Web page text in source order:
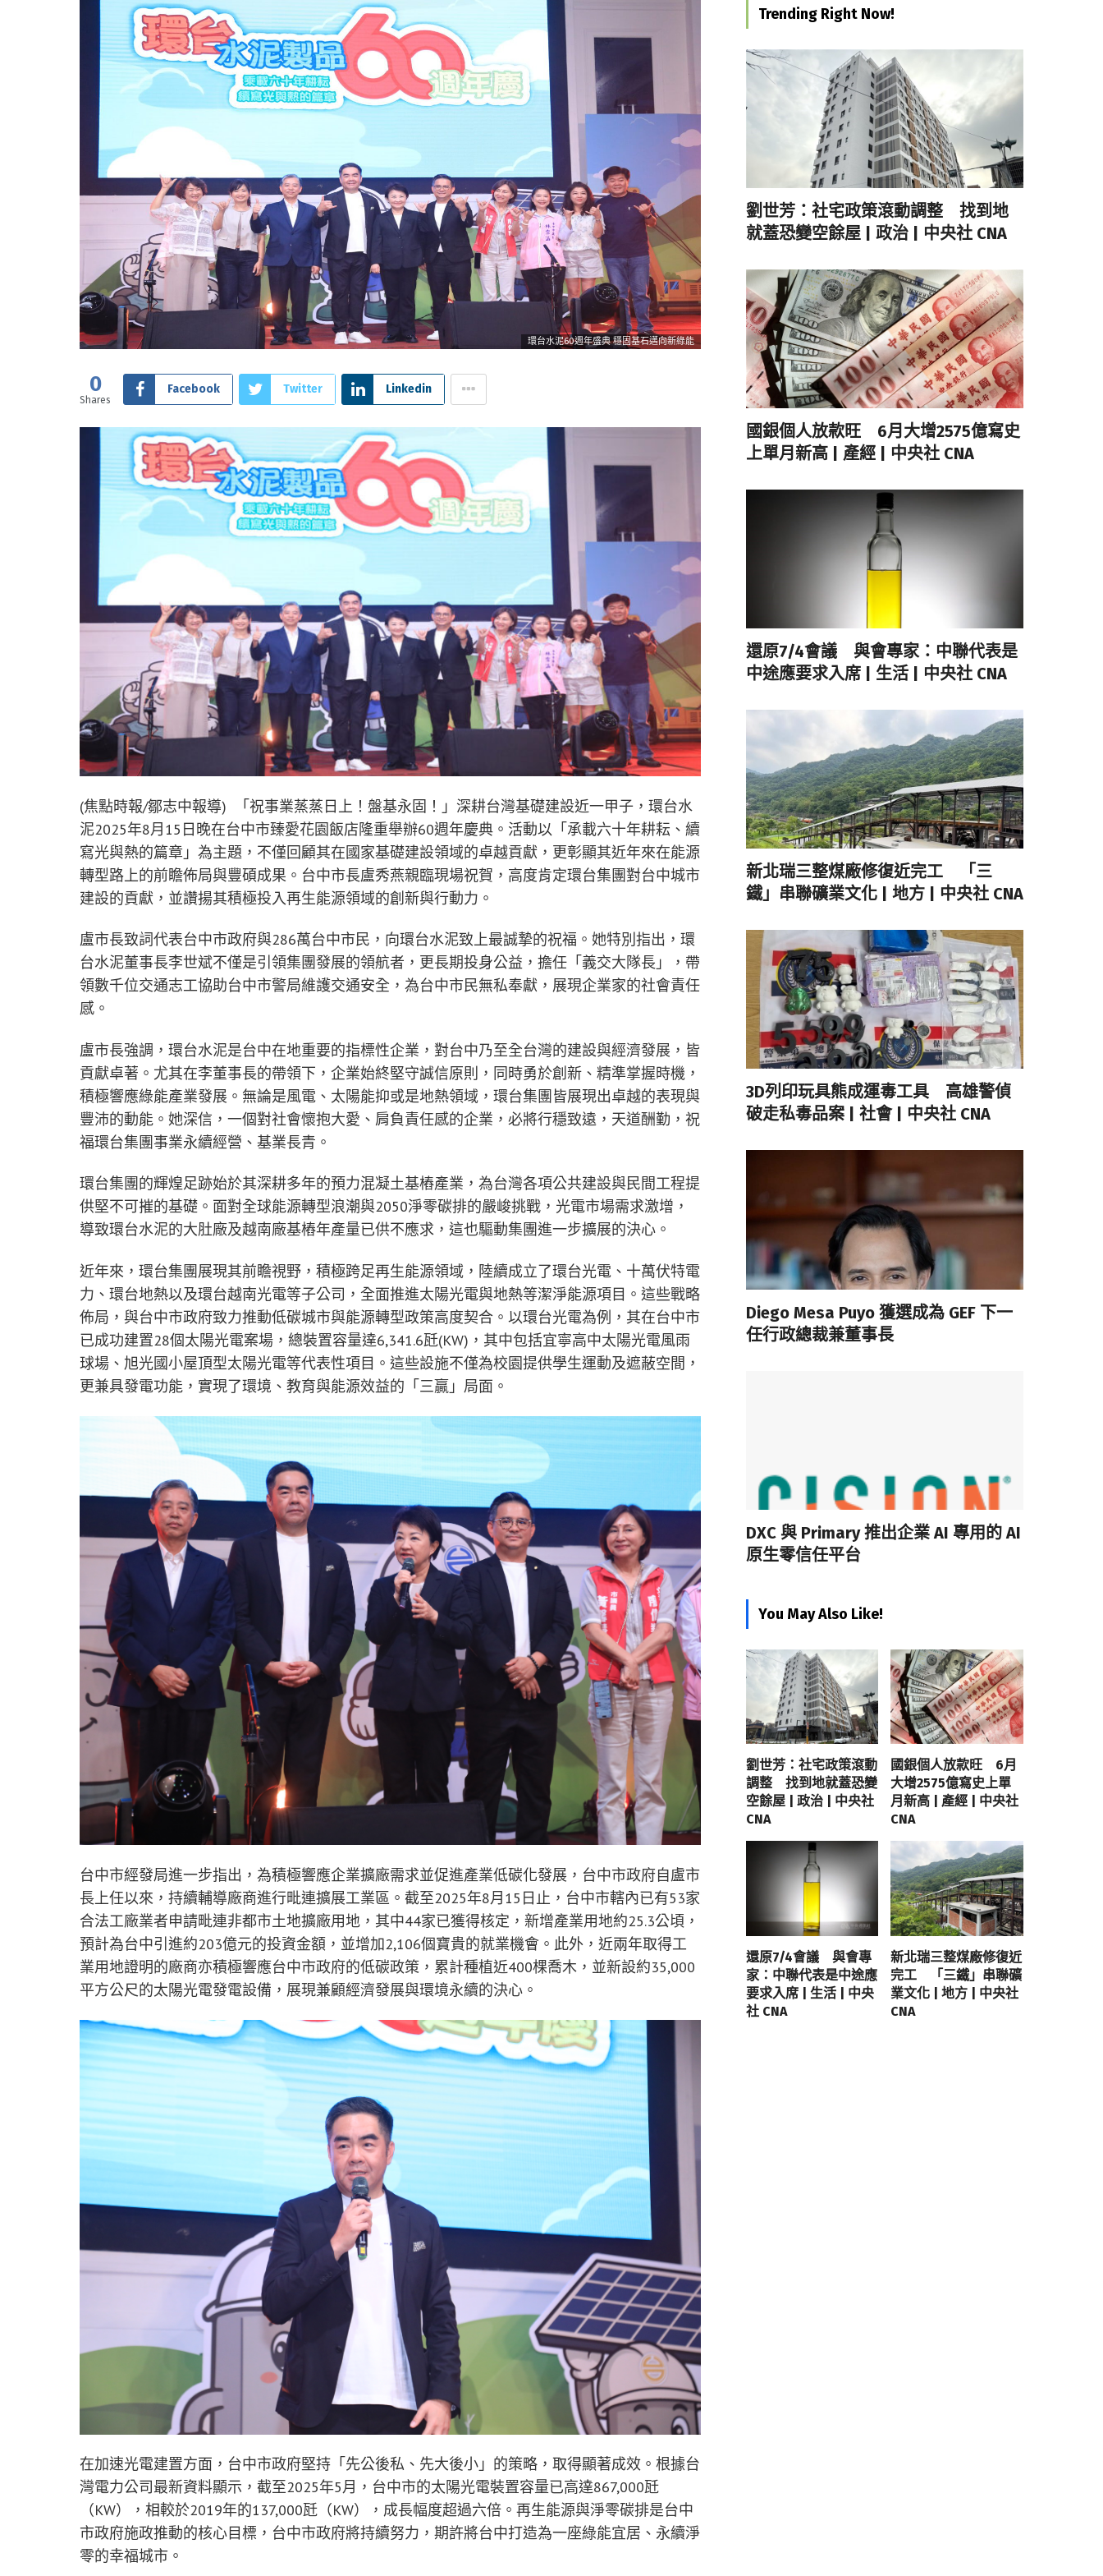
環台水泥60週年盛典 穩固基石邁向新綠能
0
Shares
Facebook Twitter Linkedin
(焦點時報/鄒志中報導) 「祝事業蒸蒸日上！盤基永固！」深耕台灣基礎建設近一甲子，環台水
泥2025年8月15日晚在台中市臻愛花園飯店隆重舉辦60週年慶典。活動以「承載六十年耕耘、續
寫光與熱的篇章」為主題，不僅回顧其在國家基礎建設領域的卓越貢獻，更彰顯其近年來在能源
轉型路上的前瞻佈局與豐碩成果。台中市長盧秀燕親臨現場祝賀，高度肯定環台集團對台中城市
建設的貢獻，並讚揚其積極投入再生能源領域的創新與行動力。
盧市長致詞代表台中市政府與286萬台中市民，向環台水泥致上最誠摯的祝福。她特別指出，環
台水泥董事長李世斌不僅是引領集團發展的領航者，更長期投身公益，擔任「義交大隊長」，帶
領數千位交通志工協助台中市警局維護交通安全，為台中市民無私奉獻，展現企業家的社會責任
感。
盧市長強調，環台水泥是台中在地重要的指標性企業，對台中乃至全台灣的建設與經濟發展，皆
貢獻卓著。尤其在李董事長的帶領下，企業始終堅守誠信原則，同時勇於創新、精準掌握時機，
積極響應綠能產業發展。無論是風電、太陽能抑或是地熱領域，環台集團皆展現出卓越的表現與
豐沛的動能。她深信，一個對社會懷抱大愛、肩負責任感的企業，必將行穩致遠，天道酬勤，祝
福環台集團事業永續經營、基業長青。
環台集團的輝煌足跡始於其深耕多年的預力混凝土基樁產業，為台灣各項公共建設與民間工程提
供堅不可摧的基礎。面對全球能源轉型浪潮與2050淨零碳排的嚴峻挑戰，光電市場需求激增，
導致環台水泥的大肚廠及越南廠基樁年產量已供不應求，這也驅動集團進一步擴展的決心。
近年來，環台集團展現其前瞻視野，積極跨足再生能源領域，陸續成立了環台光電、十萬伏特電
力、環台地熱以及環台越南光電等子公司，全面推進太陽光電與地熱等潔淨能源項目。這些戰略
佈局，與台中市政府致力推動低碳城市與能源轉型政策高度契合。以環台光電為例，其在台中市
已成功建置28個太陽光電案場，總裝置容量達6,341.6瓩(KW)，其中包括宜寧高中太陽光電風雨
球場、旭光國小屋頂型太陽光電等代表性項目。這些設施不僅為校園提供學生運動及遮蔽空間，
更兼具發電功能，實現了環境、教育與能源效益的「三贏」局面。
台中市經發局進一步指出，為積極響應企業擴廠需求並促進產業低碳化發展，台中市政府自盧市
長上任以來，持續輔導廠商進行毗連擴展工業區。截至2025年8月15日止，台中市轄內已有53家
合法工廠業者申請毗連非都市土地擴廠用地，其中44家已獲得核定，新增產業用地約25.3公頃，
預計為台中引進約203億元的投資金額，並增加2,106個寶貴的就業機會。此外，近兩年取得工
業用地證明的廠商亦積極響應台中市政府的低碳政策，累計種植近400棵喬木，並新設約35,000
平方公尺的太陽光電發電設備，展現兼顧經濟發展與環境永續的決心。
在加速光電建置方面，台中市政府堅持「先公後私、先大後小」的策略，取得顯著成效。根據台
灣電力公司最新資料顯示，截至2025年5月，台中市的太陽光電裝置容量已高達867,000瓩
（KW），相較於2019年的137,000瓩（KW），成長幅度超過六倍。再生能源與淨零碳排是台中
市政府施政推動的核心目標，台中市政府將持續努力，期許將台中打造為一座綠能宜居、永續淨
零的幸福城市。
Trending Right Now!
劉世芳：社宅政策滾動調整 找到地
就蓋恐變空餘屋 | 政治 | 中央社 CNA
國銀個人放款旺 6月大增2575億寫史
上單月新高 | 產經 | 中央社 CNA
還原7/4會議 與會專家：中聯代表是
中途應要求入席 | 生活 | 中央社 CNA
新北瑞三整煤廠修復近完工 「三
鐵」串聯礦業文化 | 地方 | 中央社 CNA
3D列印玩具熊成運毒工具 高雄警偵
破走私毒品案 | 社會 | 中央社 CNA
Diego Mesa Puyo 獲選成為 GEF 下一
任行政總裁兼董事長
DXC 與 Primary 推出企業 AI 專用的 AI
原生零信任平台
You May Also Like!
劉世芳：社宅政策滾動
調整 找到地就蓋恐變
空餘屋 | 政治 | 中央社
CNA
國銀個人放款旺 6月
大增2575億寫史上單
月新高 | 產經 | 中央社
CNA
還原7/4會議 與會專
家：中聯代表是中途應
要求入席 | 生活 | 中央
社 CNA
新北瑞三整煤廠修復近
完工 「三鐵」串聯礦
業文化 | 地方 | 中央社
CNA